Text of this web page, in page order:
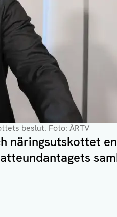
beslut. Foto: ÅRTV
näringsutskottet